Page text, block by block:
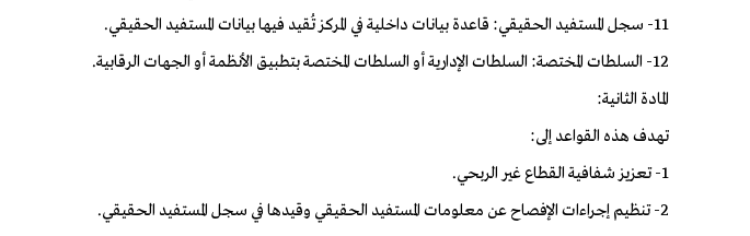
11- سجل المستفيد الحقيقي: قاعدة بيانات داخلية في المركز تُقيد فيها بيانات المستفيد الحقيقي.
12- السلطات المختصة: السلطات الإدارية أو السلطات المختصة بتطبيق الأنظمة أو الجهات الرقابية.
المادة الثانية:
تهدف هذه القواعد إلى:
1- تعزيز شفافية القطاع غير الربحي.
2- تنظيم إجراءات الإفصاح عن معلومات المستفيد الحقيقي وقيدها في سجل المستفيد الحقيقي.